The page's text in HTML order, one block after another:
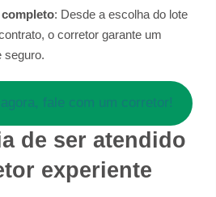
: Desde a escolha do lote
o corretor garante um
seguro.
fale com um corretor!
de ser atendido
experiente